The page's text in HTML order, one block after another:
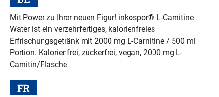
Mit Power zu Ihrer neuen Figur! inkospor® L-Carnitine
Water ist ein verzehrfertiges, kalorienfreies
Erfrischungsgetränk mit 2000 mg L-Carnitine / 500 ml
Portion. Kalorienfrei, zuckerfrei, vegan, 2000 mg L-
Carnitin/Flasche
FR